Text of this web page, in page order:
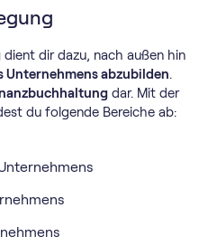
dient dir dazu, nach außen hin
Unternehmens abzubilden.
dar. Mit der
du folgende Bereiche ab: